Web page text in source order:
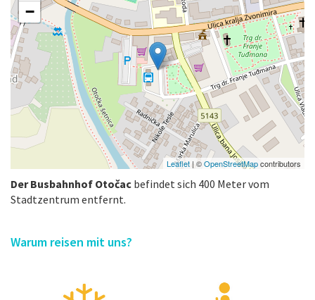
−
Leaflet | ©OpenStreetMapcontributors
Der Busbahnhof Otočac befindet sich 400 Meter vom
Stadtzentrum entfernt.
Warum reisen mit uns?